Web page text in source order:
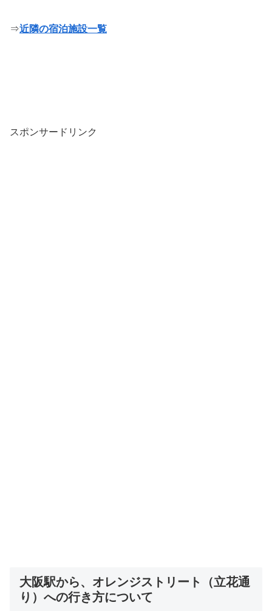
⇒近隣の宿泊施設一覧
スポンサードリンク
大阪駅から、オレンジストリート（立花通
り）への行き方について